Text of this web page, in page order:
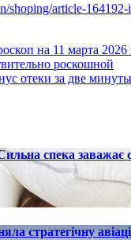
shoping/article-
на 11 марта
роскошной
отеки за две
спека
стратегічну